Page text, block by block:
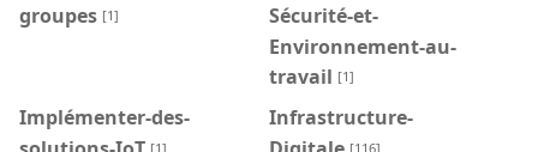
groupes [1]
Sécurité-et-
Environnement-au-
travail [1]
Implémenter-des-
[1]
Infrastructure-
[116]